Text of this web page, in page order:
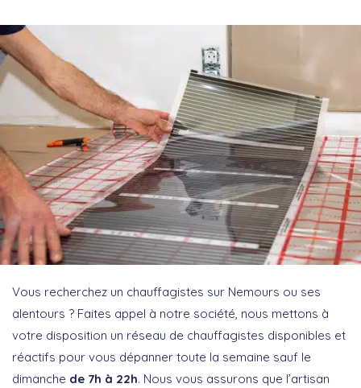
Vous recherchez un chauffagistes sur Nemours ou ses
alentours ? Faites appel à notre société, nous mettons à
votre disposition un réseau de chauffagistes disponibles et
réactifs pour vous dépanner toute la semaine sauf le
dimanche de 7h à 22h. Nous vous assurons que l’artisan